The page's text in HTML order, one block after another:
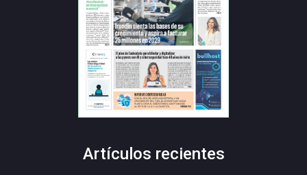
Artículos recientes